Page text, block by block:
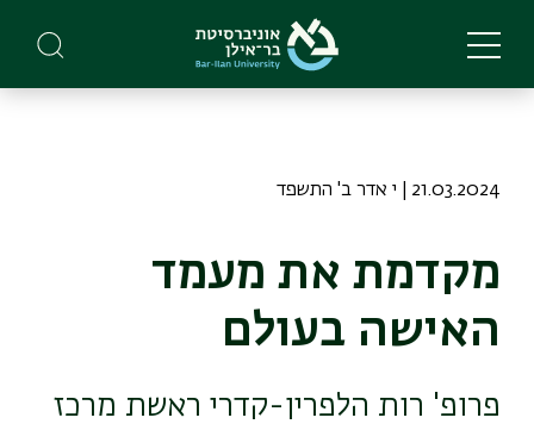
main
21.03.2024 | י אדר ב' התשפד
מקדמת את מעמד
האישה בעולם
פרופ' רות הלפרין-קדרי ראשת מרכז